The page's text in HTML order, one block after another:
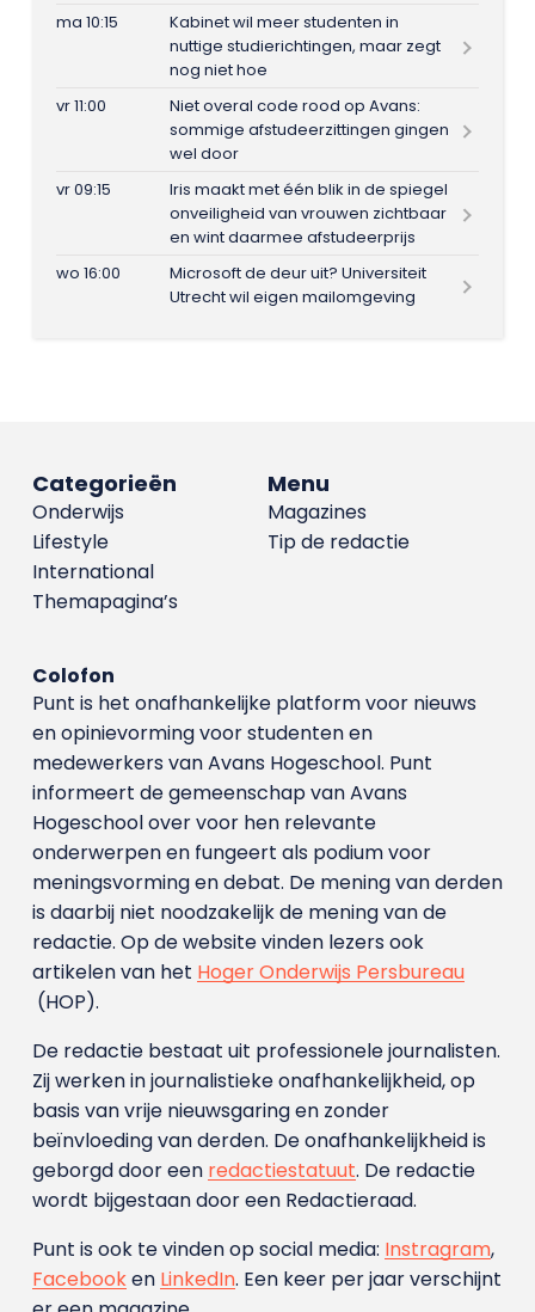
ma 10:15
Kabinet wil meer studenten in
nuttige studierichtingen, maar zegt
nog niet hoe
vr 11:00
Niet overal code rood op Avans:
sommige afstudeerzittingen gingen
wel door
vr 09:15
Iris maakt met één blik in de spiegel
onveiligheid van vrouwen zichtbaar
en wint daarmee afstudeerprijs
wo 16:00
Microsoft de deur uit? Universiteit
Utrecht wil eigen mailomgeving
Menu
Magazines
Tip de redactie
Categorieën
Onderwijs
Lifestyle
International
Themapagina’s
Colofon
Punt is het onafhankelijke platform voor nieuws
en opinievorming voor studenten en
medewerkers van Avans Hoge­school. Punt
informeert de gemeenschap van Avans
Hogeschool over voor hen relevante
onderwerpen en fungeert als podium voor
meningsvorming en debat. De mening van derden
is daarbij niet noodzakelijk de mening van de
redactie. Op de website vinden lezers ook
artikelen van het Hoger Onderwijs Persbureau
(HOP).
De redactie bestaat uit professionele journalisten.
Zij werken in journalistieke onafhankelijkheid, op
basis van vrije nieuwsgaring en zonder
beïnvloeding van derden. De onafhankelijkheid is
geborgd door een redactiestatuut. De redactie
wordt bijgestaan door een Redactieraad.
Punt is ook te vinden op social media: Instragram,
Facebooken LinkedIn. Een keer per jaar verschijnt